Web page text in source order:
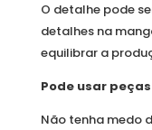
O detalhe pode
detalhes na
equilibrar a
Pode usar
Não tenha medo